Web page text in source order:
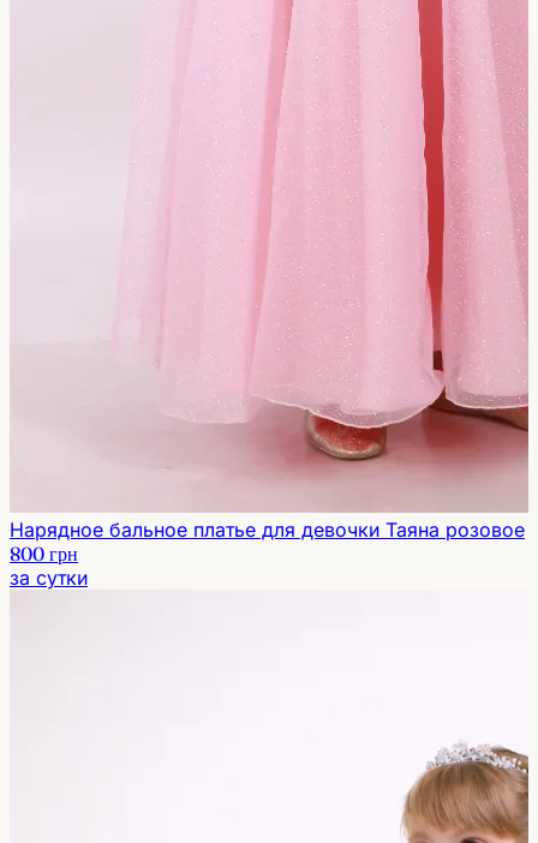
Нарядное бальное платье для девочки Таяна розовое
800 грн
за сутки